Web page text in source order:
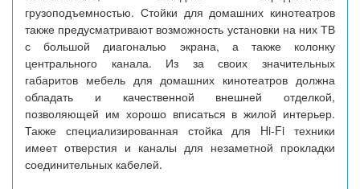
грузоподъемностью. Стойки для домашних кинотеатров
также предусматривают возможность установки на них ТВ
с большой диагональю экрана, а также колонку
центрального канала. Из за своих значительных
габаритов мебель для домашних кинотеатров должна
обладать и качественной внешней отделкой,
позволяющей им хорошо вписаться в жилой интерьер.
Также специализированная стойка для Hi-Fi техники
имеет отверстия и каналы для незаметной прокладки
соединительных кабелей.